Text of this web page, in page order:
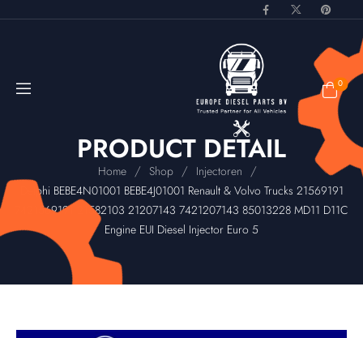
0
PRODUCT DETAIL
Home / Shop / Injectoren /
Delphi BEBE4N01001 BEBE4J01001 Renault & Volvo Trucks 21569191
7421569191 21582103 21207143 7421207143 85013228 MD11 D11C
Engine EUI Diesel Injector Euro 5